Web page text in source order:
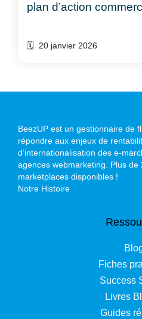
plan d’action
🗓️ 20 janvier 2026
BeezUP est un gestionnaire de
répondre aux enjeux de
d’internationalisation des e-
agences webmarketing. Plus
marketplaces disponibles !
Notre Histoire
Fiches
Success
Livres
Guides